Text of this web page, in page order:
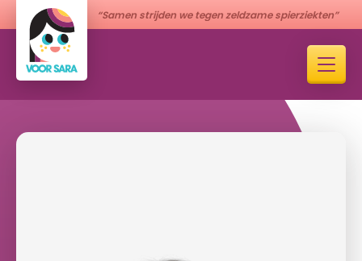
“Samen strijden we tegen zeldzame spierziekten”